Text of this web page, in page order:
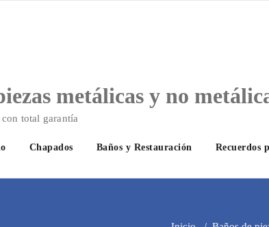
metálicas y no
total garantía
Chapados Baños y Restauración Recuerdos